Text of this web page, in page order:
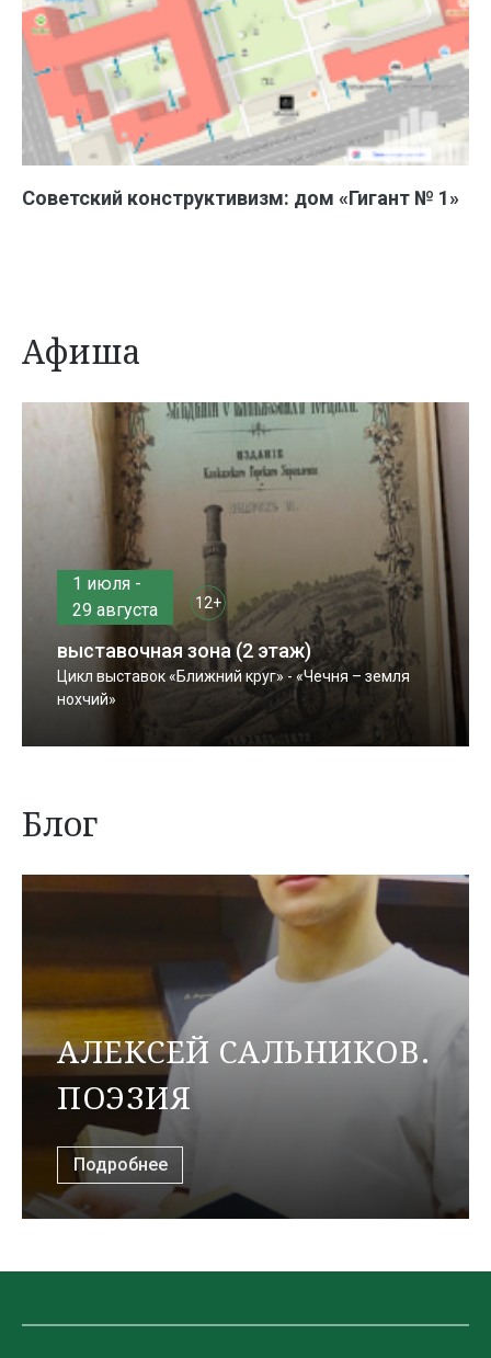
Советский конструктивизм: дом «Гигант № 1»
Афиша
1 июля -
29 августа
12+
выставочная зона (2 этаж)
Цикл выставок «Ближний круг» - «Чечня – земля
нохчий»
Блог
АЛЕКСЕЙ САЛЬНИКОВ.
ПОЭЗИЯ
Подробнее